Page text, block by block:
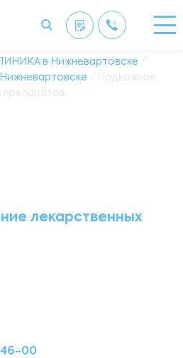
в Нижневартовске /
/ Подкожное
препаратов
лекарственных
00